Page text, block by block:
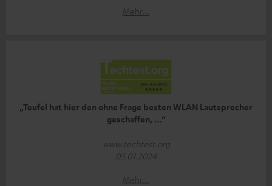
Mehr...
„Teufel hat hier den ohne Frage besten WLAN Lautsprecher
geschaffen, …“
www.techtest.org
05.01.2024
Mehr...